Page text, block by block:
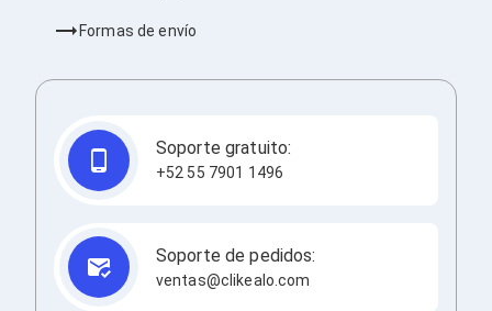
Presentadores
Pantallas de Proyección
Pizarrones Interactivos
TV y Pantallas
Accesorios TV
Soportes para Pantallas
Pantallas
Pantallas Comerciales
Pantallas Interactivas
Formas de envío
Soporte gratuito:
+52 55 7901 1496
Soporte de pedidos:
ventas@clikealo.com